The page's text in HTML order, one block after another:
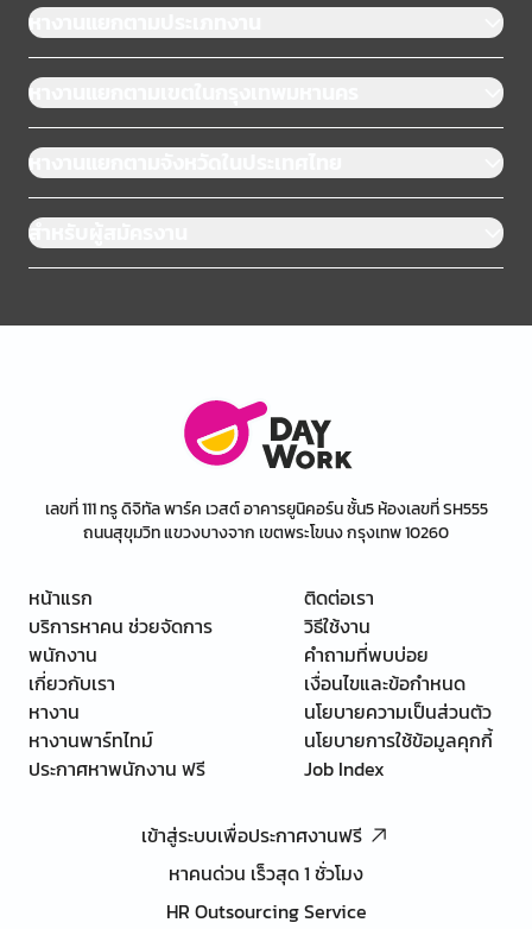
หางานแยกตามประเภทงาน
หางานแยกตามเขตในกรุงเทพมหานคร
หางานแยกตามจังหวัดในประเทศไทย
สำหรับผู้สมัครงาน
เลขที่ 111 ทรู ดิจิทัล พาร์ค เวสต์ อาคารยูนิคอร์น ชั้น5 ห้องเลขที่ SH555
ถนนสุขุมวิท แขวงบางจาก เขตพระโขนง กรุงเทพ 10260
หน้าแรก
บริการหาคน ช่วยจัดการ
พนักงาน
เกี่ยวกับเรา
หางาน
หางานพาร์ทไทม์
ประกาศหาพนักงาน ฟรี
ติดต่อเรา
วิธีใช้งาน
คำถามที่พบบ่อย
เงื่อนไขและข้อกำหนด
นโยบายความเป็นส่วนตัว
นโยบายการใช้ข้อมูลคุกกี้
Job Index
เข้าสู่ระบบเพื่อประกาศงานฟรี
หาคนด่วน เร็วสุด 1 ชั่วโมง
HR Outsourcing Service